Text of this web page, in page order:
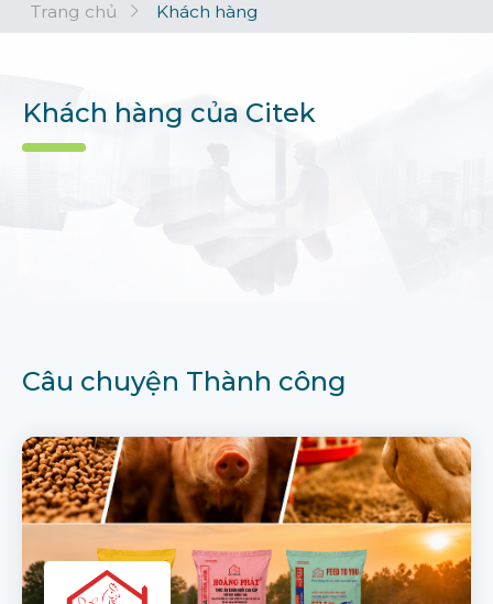
Trang chủ Khách hàng
Khách hàng của Citek
Câu chuyện Thành công